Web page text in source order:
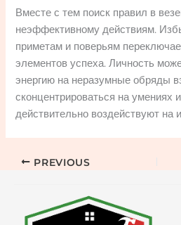
Вместе с тем поиск правил в
неэффективному действиям.
приметам и поверьям
элементов успеха. Личность
энергию на неразумные обряды
сконцентрироваться на умениях
действительно воздействуют на
PREVIOUS